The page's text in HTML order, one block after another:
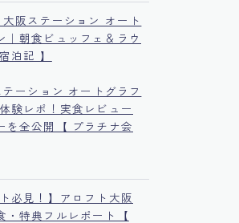
大阪ステーション オート
｜朝食ビュッフェ＆ラウ
泊記 】
テーション オートグラフ
験レポ！実食レビュー
を全公開【 プラチナ会
必見！】アロフト大阪
・特典フルレポート【